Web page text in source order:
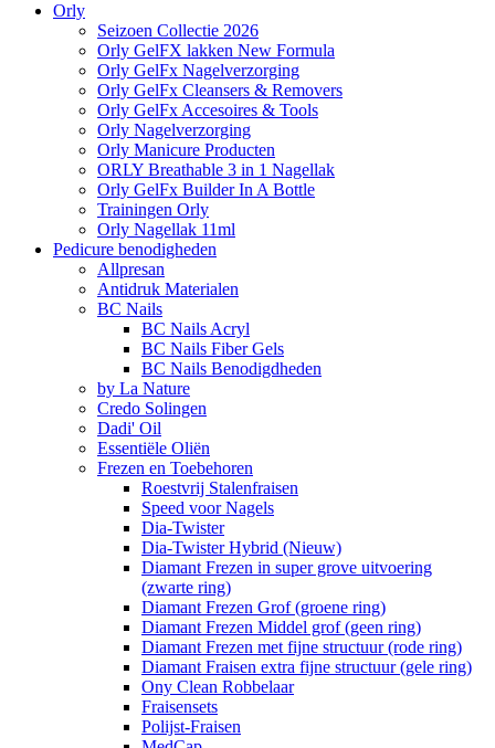
Orly
Seizoen Collectie 2026
Orly GelFX lakken New Formula
Orly GelFx Nagelverzorging
Orly GelFx Cleansers & Removers
Orly GelFx Accesoires & Tools
Orly Nagelverzorging
Orly Manicure Producten
ORLY Breathable 3 in 1 Nagellak
Orly GelFx Builder In A Bottle
Trainingen Orly
Orly Nagellak 11ml
Pedicure benodigheden
Allpresan
Antidruk Materialen
BC Nails
BC Nails Acryl
BC Nails Fiber Gels
BC Nails Benodigdheden
by La Nature
Credo Solingen
Dadi' Oil
Essentiële Oliën
Frezen en Toebehoren
Roestvrij Stalenfraisen
Speed voor Nagels
Dia-Twister
Dia-Twister Hybrid (Nieuw)
Diamant Frezen in super grove uitvoering
(zwarte ring)
Diamant Frezen Grof (groene ring)
Diamant Frezen Middel grof (geen ring)
Diamant Frezen met fijne structuur (rode ring)
Diamant Fraisen extra fijne structuur (gele ring)
Ony Clean Robbelaar
Fraisensets
Polijst-Fraisen